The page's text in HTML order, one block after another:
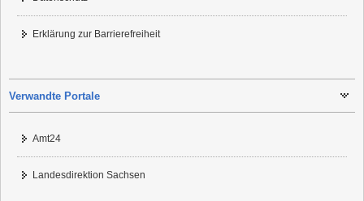
Erklärung zur Barrierefreiheit
Verwandte Portale
Amt24
Landesdirektion Sachsen